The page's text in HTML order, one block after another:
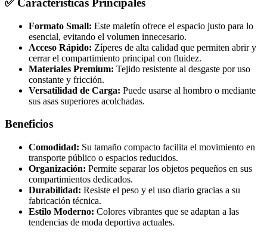
✅ Características Principales
Formato Small: Este maletín ofrece el espacio justo para lo
esencial, evitando el volumen innecesario.
Acceso Rápido: Zíperes de alta calidad que permiten abrir y
cerrar el compartimiento principal con fluidez.
Materiales Premium: Tejido resistente al desgaste por uso
constante y fricción.
Versatilidad de Carga: Puede usarse al hombro o mediante
sus asas superiores acolchadas.
Beneficios
Comodidad: Su tamaño compacto facilita el movimiento en
transporte público o espacios reducidos.
Organización: Permite separar los objetos pequeños en sus
compartimientos dedicados.
Durabilidad: Resiste el peso y el uso diario gracias a su
fabricación técnica.
Estilo Moderno: Colores vibrantes que se adaptan a las
tendencias de moda deportiva actuales.